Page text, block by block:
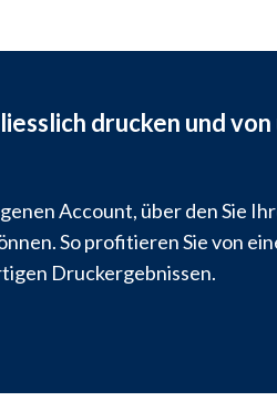
drucken und
Account, über den Sie
So profitieren Sie von
Druckergebnissen.